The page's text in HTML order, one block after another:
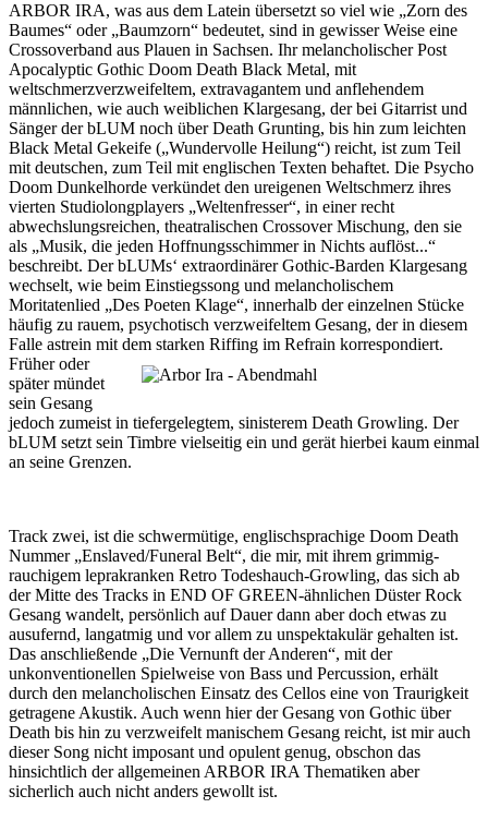
ARBOR IRA, was aus dem Latein übersetzt so viel wie „Zorn des
Baumes“ oder „Baumzorn“ bedeutet, sind in gewisser Weise eine
Crossoverband aus Plauen in Sachsen. Ihr melancholischer Post
Apocalyptic Gothic Doom Death Black Metal, mit
weltschmerzverzweifeltem, extravagantem und anflehendem
männlichen, wie auch weiblichen Klargesang, der bei Gitarrist und
Sänger der bLUM noch über Death Grunting, bis hin zum leichten
Black Metal Gekeife („Wundervolle Heilung“) reicht, ist zum Teil
mit deutschen, zum Teil mit englischen Texten behaftet. Die Psycho
Doom Dunkelhorde verkündet den ureigenen Weltschmerz ihres
vierten Studiolongplayers „Weltenfresser“, in einer recht
abwechslungsreichen, theatralischen Crossover Mischung, den sie
als „Musik, die jeden Hoffnungsschimmer in Nichts auflöst...“
beschreibt. Der bLUMs‘ extraordinärer Gothic-Barden Klargesang
wechselt, wie beim Einstiegssong und melancholischem
Moritatenlied „Des Poeten Klage“, innerhalb der einzelnen Stücke
häufig zu rauem, psychotisch verzweifeltem Gesang, der in diesem
Falle astrein mit dem starken Riffing im Refrain korrespondiert.
Früher oder
später mündet
sein Gesang
jedoch zumeist in tiefergelegtem, sinisterem Death Growling. Der
bLUM setzt sein Timbre vielseitig ein und gerät hierbei kaum einmal
an seine Grenzen.
Track zwei, ist die schwermütige, englischsprachige Doom Death
Nummer „Enslaved/Funeral Belt“, die mir, mit ihrem grimmig-
rauchigem leprakranken Retro Todeshauch-Growling, das sich ab
der Mitte des Tracks in END OF GREEN-ähnlichen Düster Rock
Gesang wandelt, persönlich auf Dauer dann aber doch etwas zu
ausufernd, langatmig und vor allem zu unspektakulär gehalten ist.
Das anschließende „Die Vernunft der Anderen“, mit der
unkonventionellen Spielweise von Bass und Percussion, erhält
durch den melancholischen Einsatz des Cellos eine von Traurigkeit
getragene Akustik. Auch wenn hier der Gesang von Gothic über
Death bis hin zu verzweifelt manischem Gesang reicht, ist mir auch
dieser Song nicht imposant und opulent genug, obschon das
hinsichtlich der allgemeinen ARBOR IRA Thematiken aber
sicherlich auch nicht anders gewollt ist.